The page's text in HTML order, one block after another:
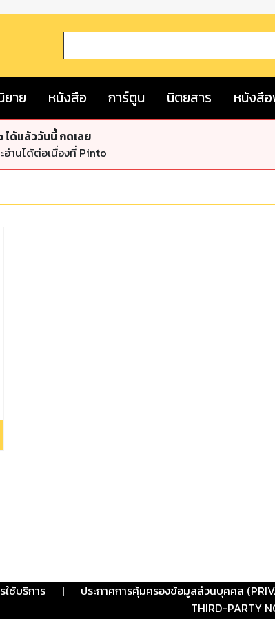
ยาย หนังสือ การ์ตูน นิตยสาร หนังสื
ได้แล้ววันนี้ กดเลย
านได้ต่อเนื่องที่ Pinto
ใช้บริการ | ประกาศการคุ้มครองข้อมูลส่วนบุคคล
THIRD-PARTY